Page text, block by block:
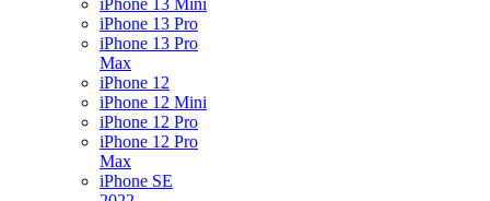
iPhone 13 Mini
iPhone 13 Pro
iPhone 13 Pro
Max
iPhone 12
iPhone 12 Mini
iPhone 12 Pro
iPhone 12 Pro
Max
iPhone SE